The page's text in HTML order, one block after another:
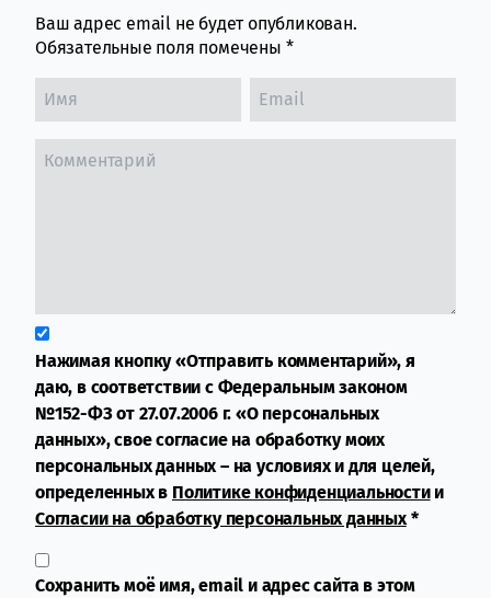
Ваш адрес email не будет опубликован.
Обязательные поля помечены *
Нажимая кнопку «Отправить комментарий», я
даю, в соответствии с Федеральным законом
№152-ФЗ от 27.07.2006 г. «О персональных
данных», свое согласие на обработку моих
персональных данных – на условиях и для целей,
определенных в Политике конфиденциальностии
Согласии на обработку персональных данных*
Сохранить моё имя, email и адрес сайта в этом